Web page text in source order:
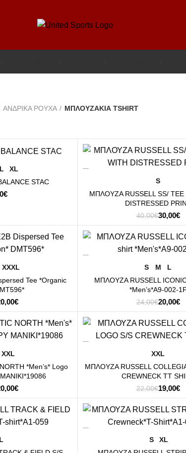
ΑΝΔΡΙΚΑ ΡΟΥΧΑ ΜΠΛΟΥΖΑΚΙΑ TSHIRT
L
XL
STAC
€
ΕΠΙΛΟΓΉ
S
ΜΠΛΟΥΖΑ RUSSELL SS/ TEE
DISTRESSED
40,00€Original
price
was:
30,00€Η
XXXL
Tee *Organic
€Η
τρέχουσα
τιμή
20,00€.
ΕΠΙΛΟΓΉ
S M
L
ΜΠΛΟΥΖΑ RUSSELL
*Men’s*A9-002-1F
24,00€Original
price
was:
20,00€Η
XXL
*Men’s* Logo
€Η
τρέχουσα
τιμή
20,00€.
ΕΠΙΛΟΓΉ
XXL
ΜΠΛΟΥΖΑ RUSSELL
CREWNECK TT
22,00€Original
price
was:
19,00€Η
ΕΠΙΛΟΓΉ
S
XL